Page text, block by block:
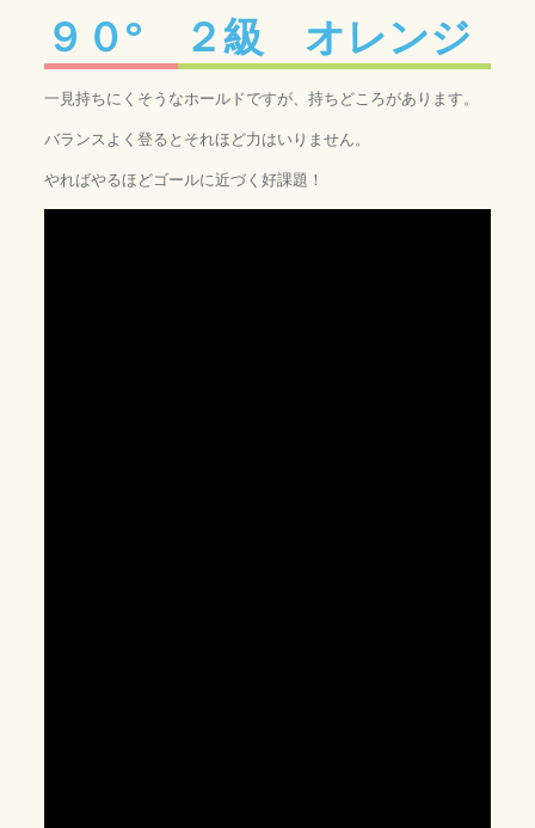
９０° ２級 オレンジ
一見持ちにくそうなホールドですが、持ちどころがあります。
バランスよく登るとそれほど力はいりません。
やればやるほどゴールに近づく好課題！